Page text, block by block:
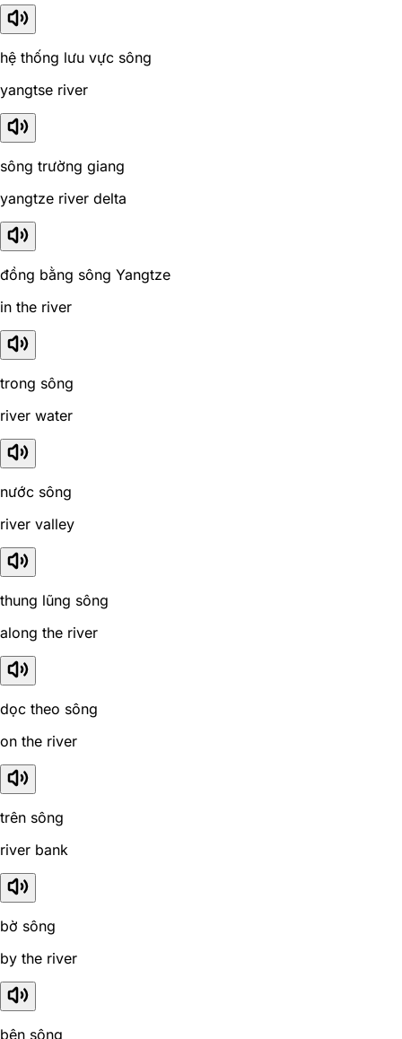
hệ thống lưu vực sông
yangtse river
sông trường giang
yangtze river delta
đồng bằng sông Yangtze
in the river
trong sông
river water
nước sông
river valley
thung lũng sông
along the river
dọc theo sông
on the river
trên sông
river bank
bờ sông
by the river
bên sông